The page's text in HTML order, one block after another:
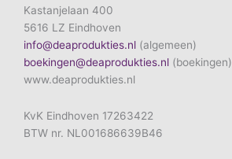
Kastanjelaan 400
5616 LZ Eindhoven
info@deaprodukties.nl (algemeen)
boekingen@deaprodukties.nl (boekingen)
www.deaprodukties.nl
KvK Eindhoven 17263422
BTW nr. NL001686639B46